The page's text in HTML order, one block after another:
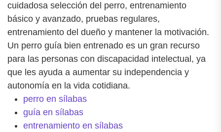
cuidadosa selección del perro, entrenamiento
básico y avanzado, pruebas regulares,
entrenamiento del dueño y mantener la motivación.
Un perro guía bien entrenado es un gran recurso
para las personas con discapacidad intelectual, ya
que les ayuda a aumentar su independencia y
autonomía en la vida cotidiana.
perro en sílabas
guía en sílabas
entrenamiento en sílabas